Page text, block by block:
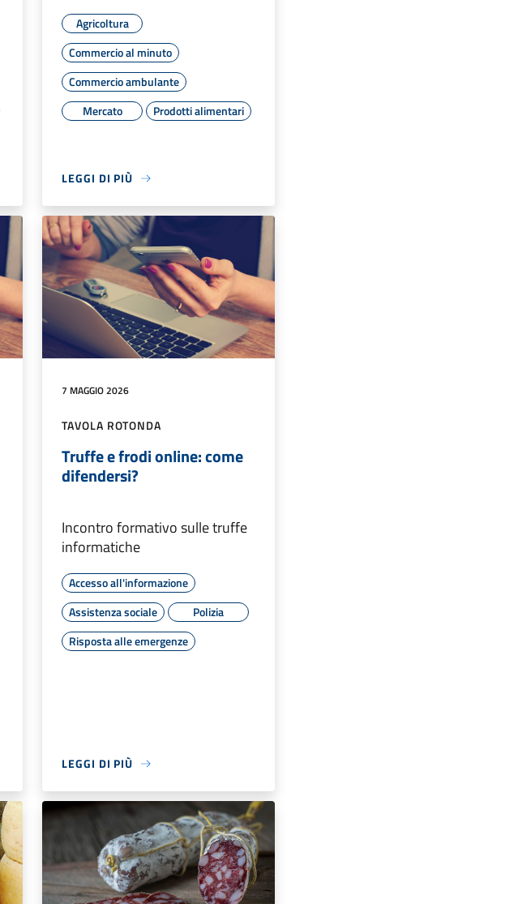
Agricoltura
Commercio al minuto
Commercio ambulante
Mercato
Prodotti alimentari
LEGGI DI PIÙ
7 MAGGIO 2026
TAVOLA ROTONDA
Truffe e frodi online: come
difendersi?
Incontro formativo sulle truffe
informatiche
Accesso all'informazione
Assistenza sociale
Polizia
Risposta alle emergenze
LEGGI DI PIÙ